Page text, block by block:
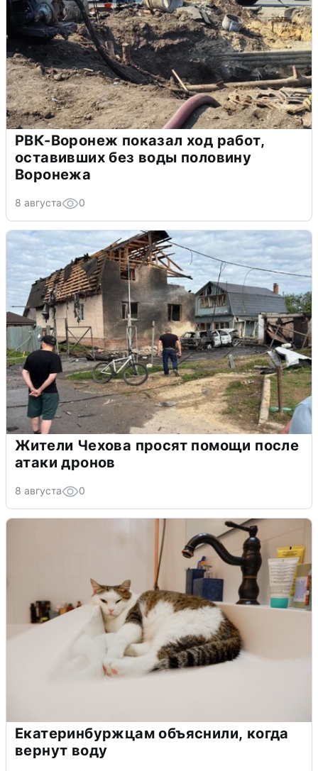
РВК-Воронеж показал ход работ,
оставивших без воды половину
Воронежа
8 августа 0
Жители Чехова просят помощи после
атаки дронов
8 августа 0
Екатеринбуржцам объяснили, когда
вернут воду